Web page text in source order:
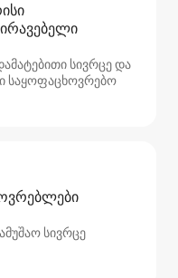
სივრცე და
საყოფაცხოვრებო
სივრცე